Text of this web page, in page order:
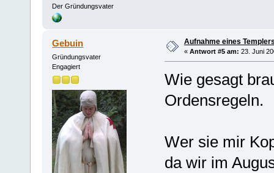
Der Gründungsvater
Gebuin
Gründungsvater
Engagiert
Aufnahme eines
« Antwort #5 am: 23. Juni
Wie gesagt
Ordensregeln.
Wer sie mir
da wir im